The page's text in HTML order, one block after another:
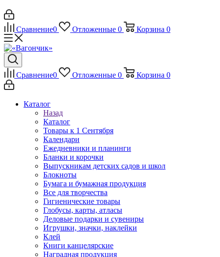
Сравнение0 Отложенные 0 Корзина 0
Сравнение0 Отложенные 0 Корзина 0
Каталог
Назад
Каталог
Товары к 1 Сентября
Календари
Ежедневники и планинги
Бланки и корочки
Выпускникам детских садов и школ
Блокноты
Бумага и бумажная продукция
Все для творчества
Гигиенические товары
Глобусы, карты, атласы
Деловые подарки и сувениры
Игрушки, значки, наклейки
Клей
Книги канцелярские
Наградная продукция